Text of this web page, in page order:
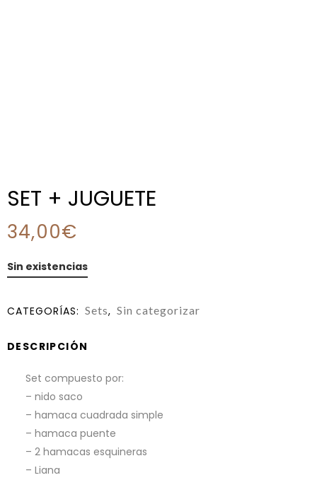
SET + JUGUETE
34,00€
Sin existencias
CATEGORÍAS: Sets, Sin categorizar
DESCRIPCIÓN
Set compuesto por:
– nido saco
– hamaca cuadrada simple
– hamaca puente
– 2 hamacas esquineras
– Liana